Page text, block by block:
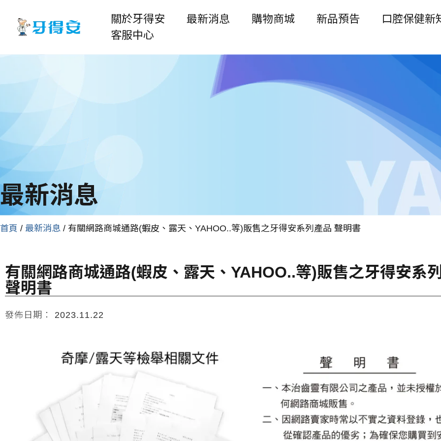
關於牙得安 最新消息 購物商城 新品預告
口腔保健新
客服中心
最新消息
首頁 / 最新消息 / 有關網路商城通路(蝦皮、露天、YAHOO..等)販售之牙得安系列產品 聲明書
有關網路商城通路(蝦皮、露天、YAHOO..等)販售之牙得安系
聲明書
發佈日期： 2023.11.22